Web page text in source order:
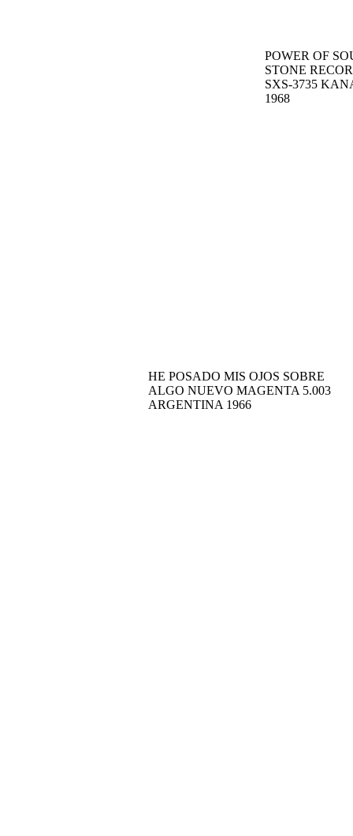
POWER OF
STONE
SXS-3735
1968
HE POSADO MIS OJOS SOBRE
ALGO NUEVO MAGENTA 5.003
ARGENTINA 1966